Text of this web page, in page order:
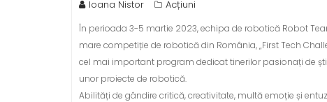
Ioana Nistor Acțiuni
În perioada 3-5 martie 2023, echipa de robotică Robot
mare competiție de robotică din România, „First Tech
cel mai important program dedicat tinerilor pasionați de
unor proiecte de robotică.
Abilități de gândire critică, creativitate, multă emoție și